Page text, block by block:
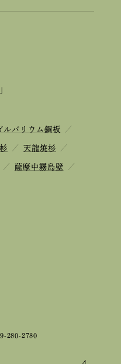
280-2780
ルバリウム鋼板 ／
／ 天龍焼杉 ／
／ 薩摩中霧島壁 ／